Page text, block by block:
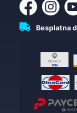
Besplatna